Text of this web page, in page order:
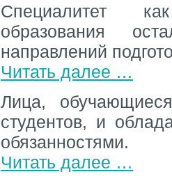
Специалитет
образования
направлений
Читать далее …
Лица,
студентов, и
обязанностями.
Читать далее …